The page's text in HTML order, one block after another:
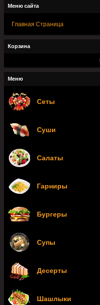
Меню сайта
Главная Страница
Корзина
Меню
Сеты
Суши
Салаты
Гарниры
Бургеры
Супы
Десерты
Шашлыки